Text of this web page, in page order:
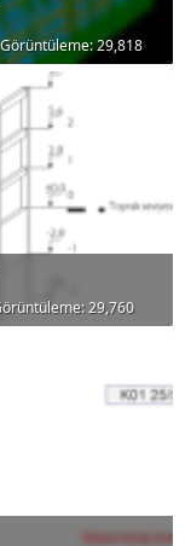
Görüntüleme: 29,818
29,760